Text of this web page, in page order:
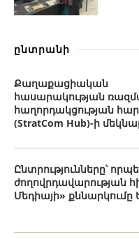
ընտրանի
Քաղաքացիական
հասարակության
հաղորդակցության
(StratCom Hub)-ի
Ընտրությունները՝
ժողովրդավարության
Մեդիայի» քննարկումը